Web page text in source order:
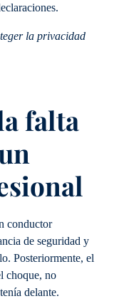
la privacidad
falta
conductor
de seguridad y
Posteriormente, el
choque, no
delante.